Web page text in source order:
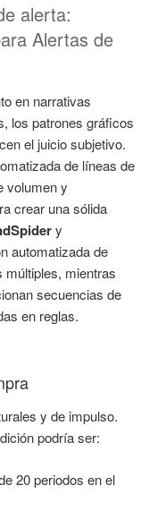
alerta:
Alertas de
en narrativas
los patrones gráficos
el juicio subjetivo.
de líneas de
volumen y
crear una sólida
y
automatizada de
múltiples, mientras
secuencias de
en reglas.
y de impulso.
podría ser:
20 periodos en el